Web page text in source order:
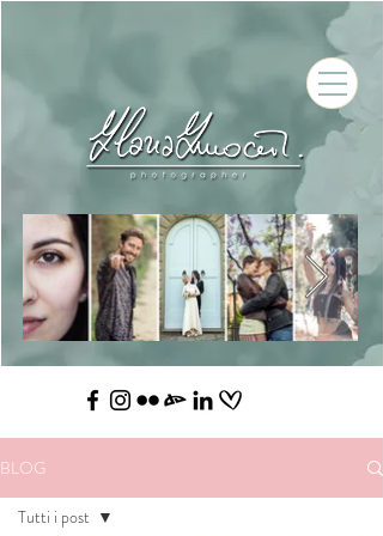
BLOG
Tutti i post